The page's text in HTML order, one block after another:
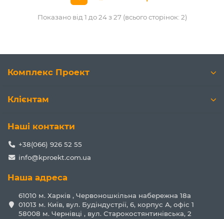
Показано від 1 до 24 з 27 (всього сторінок: 2)
Комплекс Проект
Клієнтам
Наші контакти
+38(066) 926 52 55
info@kproekt.com.ua
Наша адреса
61010 м. Харків , Червоношкільна набережна 18а
01013 м. Київ, вул. Будіндустрії, 6, корпус А, офіс 1
58008 м. Чернівці , вул. Старокостянтинівська, 2